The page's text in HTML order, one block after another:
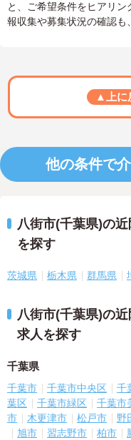
と、ご希望条件をヒアリ
報収集や募集状況の確認も
▲上に
他の条件で
八街市(千葉県)の
を探す
茨城県 栃木県 群馬県
八街市(千葉県)の
求人を探す
千葉県
千葉市 千葉市中央区 千
葉区
千葉市緑区 千葉市
市
木更津市 松戸市 野
旭市
習志野市 柏市